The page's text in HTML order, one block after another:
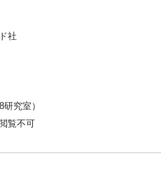
社
究室）
覧不可